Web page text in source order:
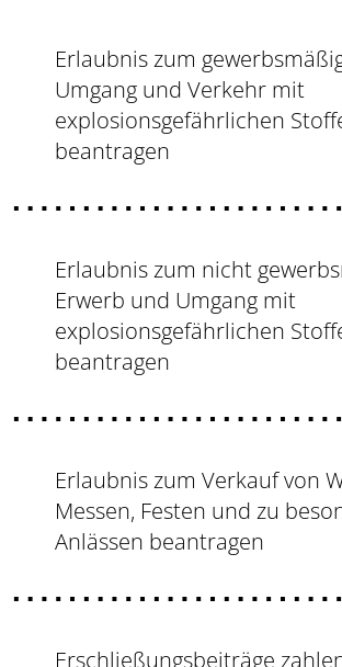
Erlaubnis zum
Umgang und Verkehr mit
explosionsgefährlichen
beantragen
Erlaubnis zum nicht
Erwerb und Umgang mit
explosionsgefährlichen
beantragen
Erlaubnis zum Verkauf von
Messen, Festen und zu
Anlässen beantragen
Erschließungsbeiträge